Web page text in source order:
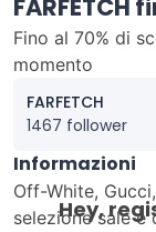
Fino al 70% di
momento
FARFETCH
1467 follower
Informazioni
Off-White,
selezione sale
Hey,